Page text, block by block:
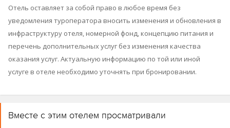
Отель оставляет за собой право в любое время без
уведомления туроператора вносить изменения и обновления в
инфраструктуру отеля, номерной фонд, концепцию питания и
перечень дополнительных услуг без изменения качества
оказания услуг. Актуальную информацию по той или иной
услуге в отеле необходимо уточнять при бронировании.
Вместе с этим отелем просматривали